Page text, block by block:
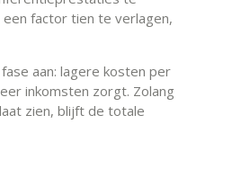
factor tien te verlagen,
aan: lagere kosten per
inkomsten zorgt. Zolang
zien, blijft de totale